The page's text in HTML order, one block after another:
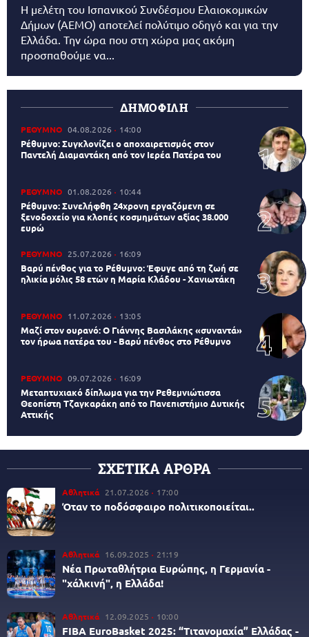
Η μελέτη του Ισπανικού Συνδέσμου Ελαιοκομικών
Δήμων (AEMO) αποτελεί πολύτιμο οδηγό και για την
Ελλάδα. Την ώρα που στη χώρα μας ακόμη
προσπαθούμε να...
ΔΗΜΟΦΙΛΗ
ΡΕΘΥΜΝΟ 04.08.2026 14:00
Ρέθυμνο: Συγκλονίζει ο αποχαιρετισμός στον
Παντελή Διαμαντάκη από τον Ιερέα Πατέρα του
ΡΕΘΥΜΝΟ 01.08.2026 10:44
Ρέθυμνο: Συνελήφθη 24χρονη εργαζόμενη σε
ξενοδοχείο για κλοπές κοσμημάτων αξίας 38.000
ευρώ
ΡΕΘΥΜΝΟ 25.07.2026 16:09
Βαρύ πένθος για το Ρέθυμνο: Έφυγε από τη ζωή σε
ηλικία μόλις 58 ετών η Μαρία Κλάδου - Χανιωτάκη
ΡΕΘΥΜΝΟ 11.07.2026 13:05
Μαζί στον ουρανό: Ο Γιάννης Βασιλάκης «συναντά»
τον ήρωα πατέρα του - Βαρύ πένθος στο Ρέθυμνο
ΡΕΘΥΜΝΟ 09.07.2026 16:09
Μεταπτυχιακό δίπλωμα για την Ρεθεμνιώτισσα
Θεοπίστη Τζαγκαράκη από το Πανεπιστήμιο Δυτικής
Αττικής
ΣΧΕΤΙΚΑ ΑΡΘΡΑ
Αθλητικά 21.07.2026 17:00
Όταν το ποδόσφαιρο πολιτικοποιείται..
Αθλητικά 16.09.2025 21:19
Νέα Πρωταθλήτρια Ευρώπης, η Γερμανία -
"χάλκινή", η Ελλάδα!
Αθλητικά 12.09.2025 10:00
FIBA EuroBasket 2025: “Τιτανομαχία” Ελλάδας -